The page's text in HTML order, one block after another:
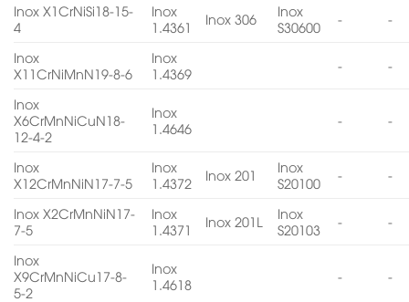
Inox X1CrNiSi18-15-
4
Inox
1.4361
Inox 306
Inox
S30600
- -
Inox
X11CrNiMnN19-8-6
Inox
1.4369
- -
Inox
X6CrMnNiCuN18-
12-4-2
Inox
1.4646
- -
Inox
X12CrMnNiN17-7-5
Inox
1.4372
Inox 201
Inox
S20100
- -
Inox X2CrMnNiN17-
7-5
Inox
1.4371
Inox 201L
Inox
S20103
- -
Inox
X9CrMnNiCu17-8-
5-2
Inox
1.4618
- -